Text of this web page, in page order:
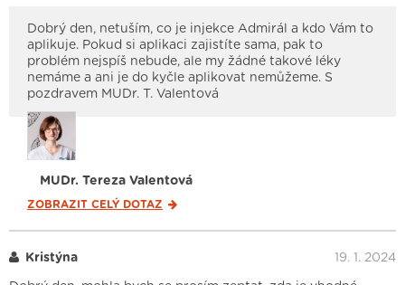
Dobrý den, netuším, co je injekce Admirál a kdo Vám to
aplikuje. Pokud si aplikaci zajistíte sama, pak to
problém nejspíš nebude, ale my žádné takové léky
nemáme a ani je do kyčle aplikovat nemůžeme. S
pozdravem MUDr. T. Valentová
MUDr. Tereza Valentová
ZOBRAZIT CELÝ DOTAZ
Kristýna 19. 1. 2024